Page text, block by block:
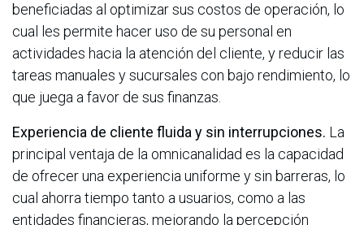
beneficiadas al optimizar sus costos de operación, lo
cual les permite hacer uso de su personal en
actividades hacia la atención del cliente, y reducir las
tareas manuales y sucursales con bajo rendimiento, lo
que juega a favor de sus finanzas.
Experiencia de cliente fluida y sin interrupciones. La
principal ventaja de la omnicanalidad es la capacidad
de ofrecer una experiencia uniforme y sin barreras, lo
cual ahorra tiempo tanto a usuarios, como a las
entidades financieras, mejorando la percepción